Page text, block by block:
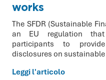
works
The SFDR (Sustainable
an EU regulation
participants to
disclosures on
Leggi l'articolo